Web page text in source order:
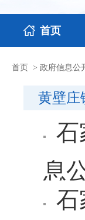
首页
国务要
首页 > 政府信息公
黄壁庄
石
息
石